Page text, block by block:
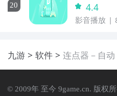
20 4.4
影音播放
九游 软件 连点器－自动
© 2009年 至今 9game.cn. 版权